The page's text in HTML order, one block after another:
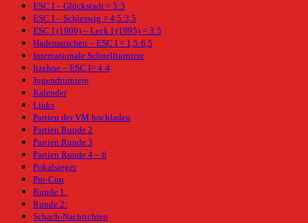
ESC I – Glückstadt = 5:3
ESC I – Schleswig = 4,5:3,5
ESC I (1909) – Leck I (1995) = 3:5
Hademarschen – ESC I = 1,5:6,5
Internationale Schnellturniere
Itzehoe – ESC I= 4:4
Jugendturniere
Kalender
Links
Partien der VM hochladen
Partien Runde 2
Partien Runde 3
Partien Runde 4 – 6
Pokalsieger
Pro-Cup
Runde 1:
Runde 2:
Schach-Nachrichten